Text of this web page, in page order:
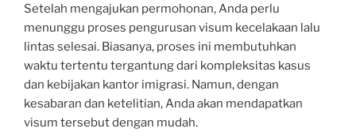
Setelah mengajukan permohonan, Anda perlu
menunggu proses pengurusan visum kecelakaan lalu
lintas selesai. Biasanya, proses ini membutuhkan
waktu tertentu tergantung dari kompleksitas kasus
dan kebijakan kantor imigrasi. Namun, dengan
kesabaran dan ketelitian, Anda akan mendapatkan
visum tersebut dengan mudah.